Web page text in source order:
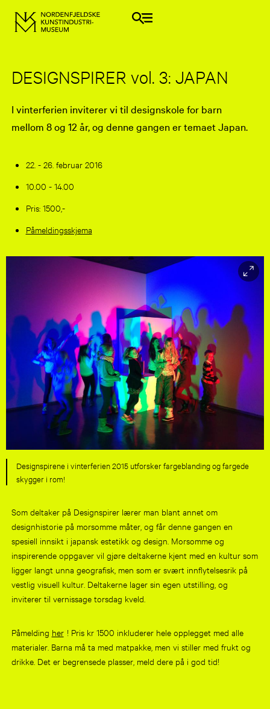
DESIGNSPIRER vol. 3: JAPAN
I vinterferien inviterer vi til designskole for barn
mellom 8 og 12 år, og denne gangen er temaet Japan.
22. - 26. februar 2016
10.00 - 14.00
Pris: 1500,-
Påmeldingsskjema
Designspirene i vinterferien 2015 utforsker fargeblanding og fargede
skygger i rom!
Som deltaker på Designspirer lærer man blant annet om
designhistorie på morsomme måter, og får denne gangen en
spesiell innsikt i japansk estetikk og design. Morsomme og
inspirerende oppgaver vil gjøre deltakerne kjent med en kultur som
ligger langt unna geografisk, men som er svært innflytelsesrik på
vestlig visuell kultur. Deltakerne lager sin egen utstilling, og
inviterer til vernissage torsdag kveld.
Påmelding her ! Pris kr 1500 inkluderer hele opplegget med alle
materialer. Barna må ta med matpakke, men vi stiller med frukt og
drikke. Det er begrensede plasser, meld dere på i god tid!